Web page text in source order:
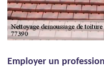
Employer un